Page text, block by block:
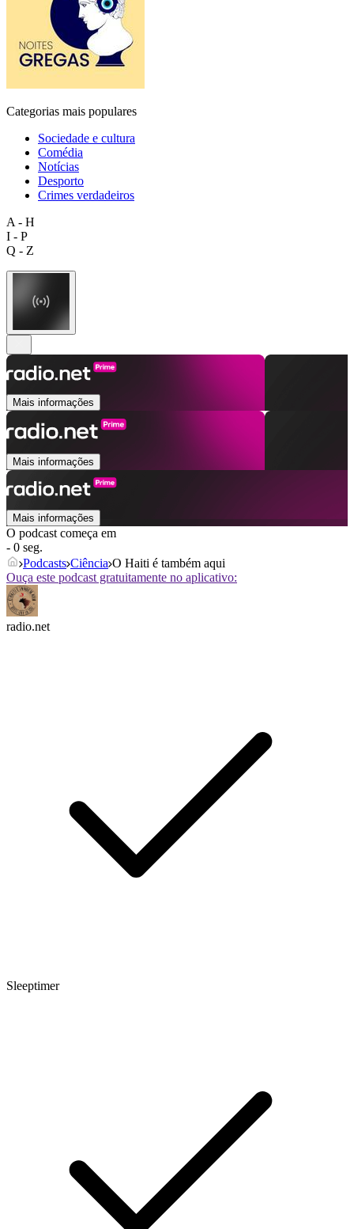
Categorias mais populares
Sociedade e cultura
Comédia
Notícias
Desporto
Crimes verdadeiros
A - H
I - P
Q - Z
Mais informações
Mais informações
Mais informações
O podcast começa em
- 0 seg.
Podcasts Ciência O Haiti é também aqui
Ouça este podcast gratuitamente no aplicativo:
radio.net
Sleeptimer